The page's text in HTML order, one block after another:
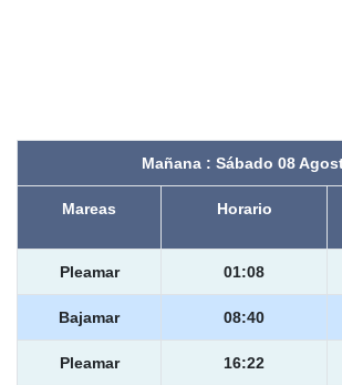
Mañana : Sábado 08
Mareas Horario
Pleamar 01:08
Bajamar 08:40
Pleamar 16:22